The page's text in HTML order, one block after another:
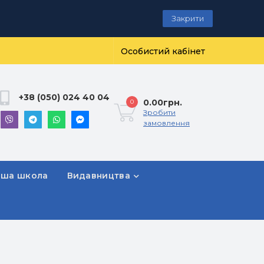
Закрити
Особистий кабінет
+38 (050) 024 40 04 0 0.00грн.
Зробити
замовлення
школа Видавництва